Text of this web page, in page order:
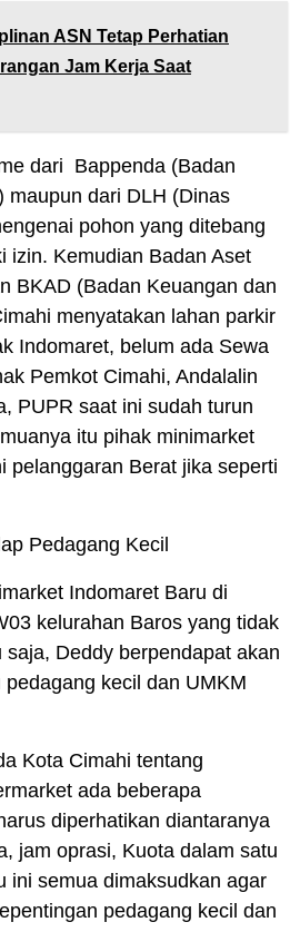
ASN Tetap Perhatian
Jam Kerja Saat
dari Bappenda (Badan
maupun dari DLH (Dinas
pohon yang ditebang
izin. Kemudian Badan Aset
BKAD (Badan Keuangan dan
menyatakan lahan parkir
Indomaret, belum ada Sewa
Pemkot Cimahi, Andalalin
PUPR saat ini sudah turun
itu pihak minimarket
pelanggaran Berat jika seperti
Pedagang Kecil
Indomaret Baru di
kelurahan Baros yang tidak
Deddy berpendapat akan
kecil dan UMKM
Kota Cimahi tentang
ada beberapa
diperhatikan diantaranya
jam oprasi, Kuota dalam satu
ini semua dimaksudkan agar
pedagang kecil dan